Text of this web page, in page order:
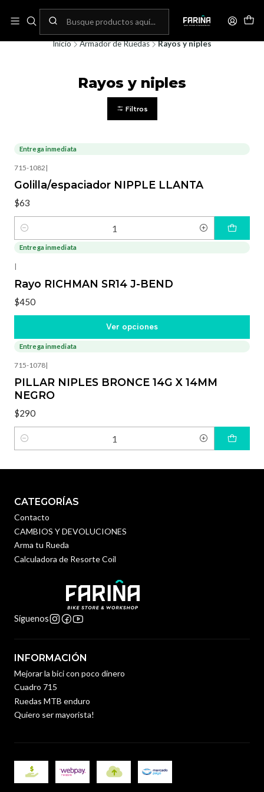
Envíos gratis por compras sobre 80.000! (No aplica para bicicletas)
Inicio Armador de Ruedas Rayos y niples
Rayos y niples
Filtros
Entrega inmediata
715-1082 |
Golilla/espaciador NIPPLE LLANTA
$63
Cantidad
Entrega inmediata
|
Rayo RICHMAN SR14 J-BEND
$450
Ver opciones
Entrega inmediata
715-1078|
PILLAR NIPLES BRONCE 14G X 14MM
NEGRO
$290
Cantidad
CATEGORÍAS
Contacto
CAMBIOS Y DEVOLUCIONES
Arma tu Rueda
Calculadora de Resorte Coil
Síguenos
INFORMACIÓN
Mejorar la bici con poco dinero
Cuadro 715
Ruedas MTB enduro
Quiero ser mayorista!